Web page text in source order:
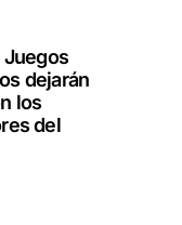
Juegos
dejarán
los
del